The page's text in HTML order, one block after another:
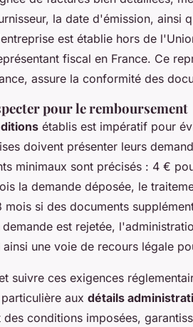
la date d'émission, ainsi
est établie hors de
fiscal en France. Ce
assure la conformité des
pour le remboursement
établis est impératif pour
doivent présenter leurs
minimaux sont précisés : 4 €
la demande déposée, le
si des documents
est rejetée,
une voie de recours légale
suivre ces exigences
aux détails
conditions imposées,